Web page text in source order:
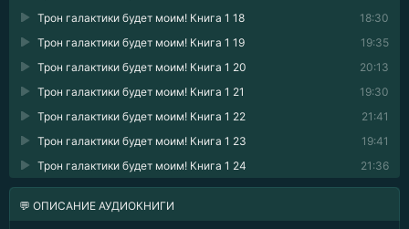
18:30
Трон галактики будет моим! Книга 1 18
19:35
Трон галактики будет моим! Книга 1 19
20:13
Трон галактики будет моим! Книга 1 20
19:30
Трон галактики будет моим! Книга 1 21
21:41
Трон галактики будет моим! Книга 1 22
19:41
Трон галактики будет моим! Книга 1 23
21:36
Трон галактики будет моим! Книга 1 24
💬 ОПИСАНИЕ АУДИОКНИГИ